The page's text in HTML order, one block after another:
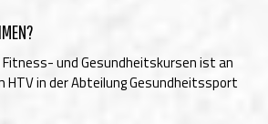
Fitness- und Gesundheitskursen ist an
in der Abteilung Gesundheitssport